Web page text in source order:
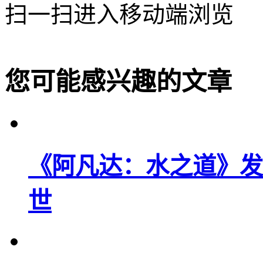
扫一扫进入移动端浏览
您可能感兴趣的文章
《阿凡达：水之道》
世